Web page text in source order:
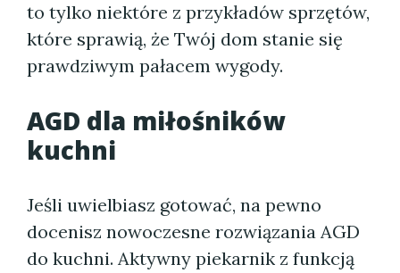
to tylko niektóre z przykładów sprzętów,
które sprawią, że Twój dom stanie się
prawdziwym pałacem wygody.
AGD dla miłośników
kuchni
Jeśli uwielbiasz gotować, na pewno
docenisz nowoczesne rozwiązania AGD
do kuchni. Aktywny piekarnik z funkcją